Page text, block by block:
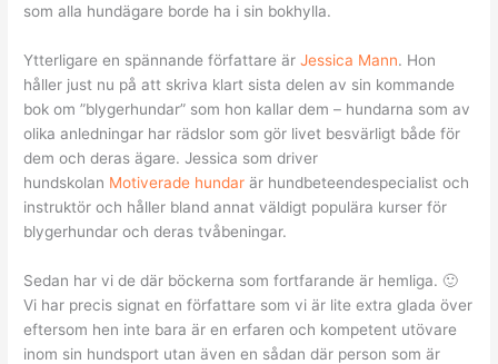
som alla hundägare borde ha i sin bokhylla.
Ytterligare en spännande författare ärJessica Mann. Hon
håller just nu på att skriva klart sista delen av sin kommande
bok om ”blygerhundar” som hon kallar dem – hundarna som av
olika anledningar har rädslor som gör livet besvärligt både för
dem och deras ägare. Jessica som driver
hundskolan Motiverade hundar är hundbeteendespecialist och
instruktör och håller bland annat väldigt populära kurser för
blygerhundar och deras tvåbeningar.
Sedan har vi de där böckerna som fortfarande är hemliga. 🙂
Vi har precis signat en författare som vi är lite extra glada över
eftersom hen inte bara är en erfaren och kompetent utövare
inom sin hundsport utan även en sådan där person som är